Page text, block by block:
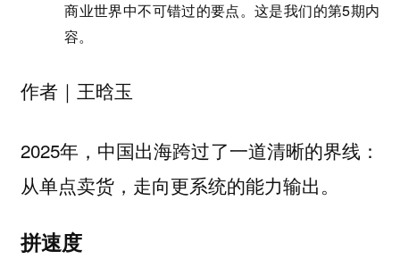
商业世界中不可错过的要点。这是我们的第5期内
容。
作者｜王晗玉
2025年，中国出海跨过了一道清晰的界线：
从单点卖货，走向更系统的能力输出。
拼速度